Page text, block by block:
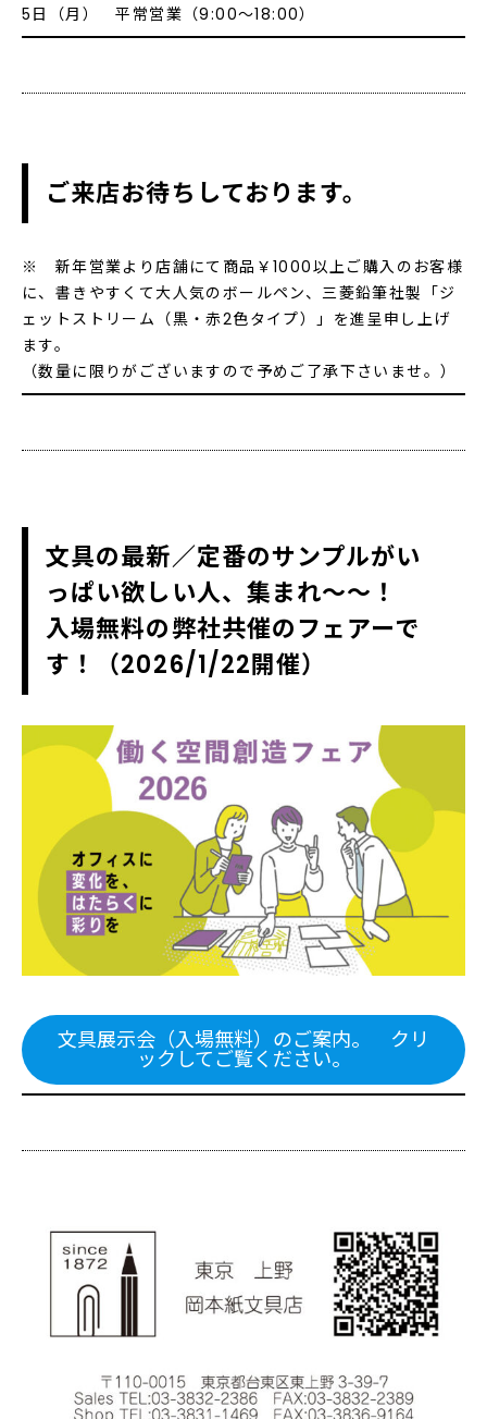
5日（月） 平常営業（9:00～18:00）
ご来店お待ちしております。
※ 新年営業より店舗にて商品￥1000以上ご購入のお客様
に、書きやすくて大人気のボールペン、三菱鉛筆社製「ジ
ェットストリーム（黒・赤2色タイプ）」を進呈申し上げ
ます。
（数量に限りがございますので予めご了承下さいませ。）
文具の最新／定番のサンプルがい
っぱい欲しい人、集まれ～～！
入場無料の弊社共催のフェアーで
す！（2026/1/22開催）
文具展示会（入場無料）のご案内。 クリ
ックしてご覧ください。